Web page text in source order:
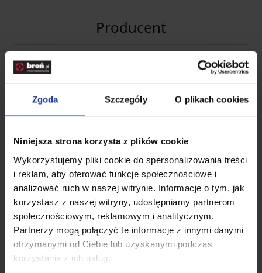
Zgoda Szczegóły O plikach cookies
Niniejsza strona korzysta z plików cookie
Wykorzystujemy pliki cookie do spersonalizowania treści
i reklam, aby oferować funkcje społecznościowe i
analizować ruch w naszej witrynie. Informacje o tym, jak
korzystasz z naszej witryny, udostępniamy partnerom
społecznościowym, reklamowym i analitycznym.
Partnerzy mogą połączyć te informacje z innymi danymi
otrzymanymi od Ciebie lub uzyskanymi podczas
korzystania z ich usług.
Producent
Delta Optical spółka z
odpowiedzialnością sp.k.
Adres
Piękna 1
Kod pocztowy
05-300
Miasto
Nowe Osiny, Mińsk
Mazowiecki
E-mail
info@deltaoptical.pl
Telefon